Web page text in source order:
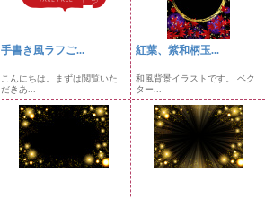
手書き風ラフご...
こんにちは。まずは閲覧いた
だきあ...
紅葉、紫和柄玉...
和風背景イラストです。 ベク
ター...